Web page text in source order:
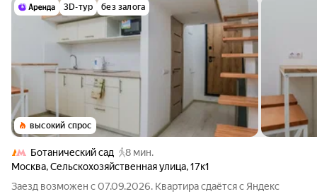
3D-тур без залога
высокий спрос
Ботанический сад
8 мин.
Москва,Сельскохозяйственная улица,17к1
Заезд возможен с 07.09.2026. Квартира сдаётся с Яндекс